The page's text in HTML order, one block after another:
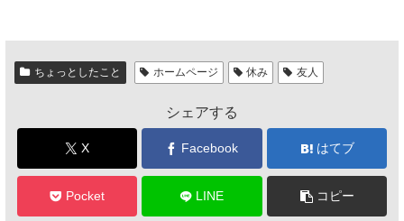
c
e
b
o
k
tt
er
e
ちょっとしたこと ホームページ 休み 友人
シェアする
X Facebook はてブ
Pocket LINE コピー